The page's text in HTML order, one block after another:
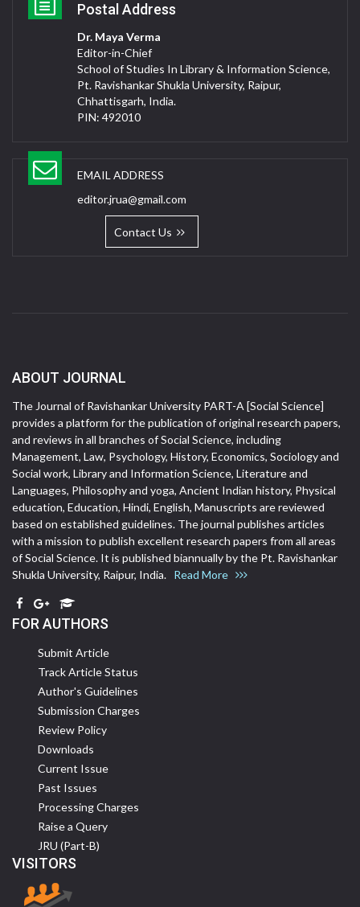
Postal Address
Dr. Maya Verma
Editor-in-Chief
School of Studies In Library & Information Science,
Pt. Ravishankar Shukla University, Raipur,
Chhattisgarh, India.
PIN: 492010
EMAIL ADDRESS
editor.jrua@gmail.com
Contact Us
ABOUT JOURNAL
The Journal of Ravishankar University PART-A [Social Science]
provides a platform for the publication of original research papers,
and reviews in all branches of Social Science, including
Management, Law, Psychology, History, Economics, Sociology and
Social work, Library and Information Science, Literature and
Languages, Philosophy and yoga, Ancient Indian history, Physical
education, Education, Hindi, English, Manuscripts are reviewed
based on established guidelines. The journal publishes articles
with a mission to publish excellent research papers from all areas
of Social Science. It is published biannually by the Pt. Ravishankar
Shukla University, Raipur, India. Read More
FOR AUTHORS
Submit Article
Track Article Status
Author's Guidelines
Submission Charges
Review Policy
Downloads
Current Issue
Past Issues
Processing Charges
Raise a Query
JRU (Part-B)
VISITORS